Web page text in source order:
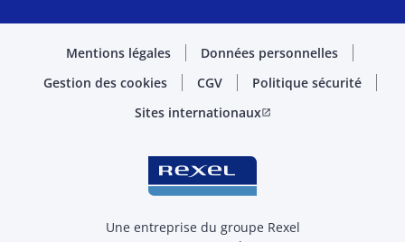
Mentions légales
Données personnelles
Gestion des cookies
CGV
Politique sécurité
Sites internationauxopen_in_new
Une entreprise du groupe Rexel